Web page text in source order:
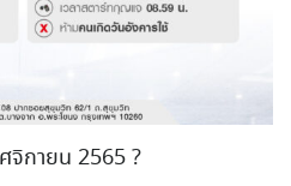
จิกายน 2565 ?